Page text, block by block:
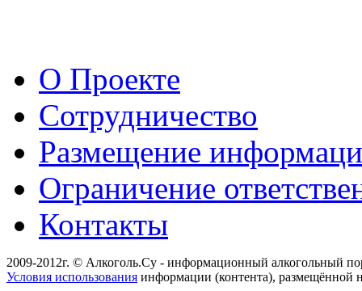
О Проекте
Сотрудничество
Размещение
Ограничение
Контакты
2009-2012г. © Алкоголь.Су - информационный алкогольный
Условия использования информации (контента), размещённой